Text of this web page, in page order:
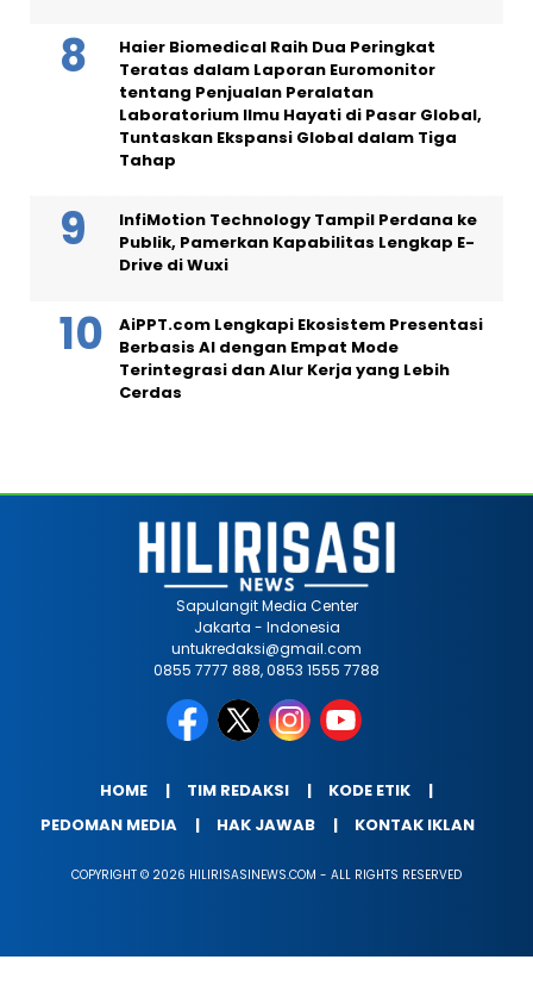
Haier Biomedical Raih Dua Peringkat
Teratas dalam Laporan Euromonitor
tentang Penjualan Peralatan
Laboratorium Ilmu Hayati di Pasar Global,
Tuntaskan Ekspansi Global dalam Tiga
Tahap
InfiMotion Technology Tampil Perdana ke
Publik, Pamerkan Kapabilitas Lengkap E-
Drive di Wuxi
AiPPT.com Lengkapi Ekosistem Presentasi
Berbasis AI dengan Empat Mode
Terintegrasi dan Alur Kerja yang Lebih
Cerdas
Sapulangit Media Center
Jakarta - Indonesia
untukredaksi@gmail.com
0855 7777 888, 0853 1555 7788
HOME TIM REDAKSI
KODE ETIK
PEDOMAN MEDIA
HAK JAWAB KONTAK IKLAN
COPYRIGHT © 2026 HILIRISASINEWS.COM - ALL RIGHTS RESERVED